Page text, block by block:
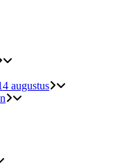
augustus